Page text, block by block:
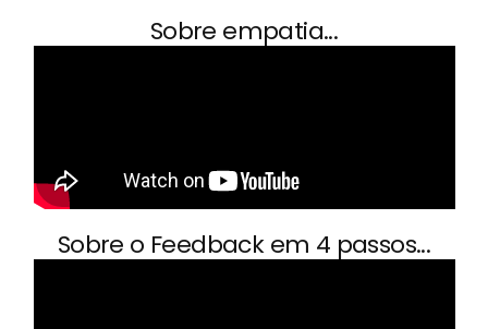
Sobre empatia...
Sobre o Feedback em 4 passos...